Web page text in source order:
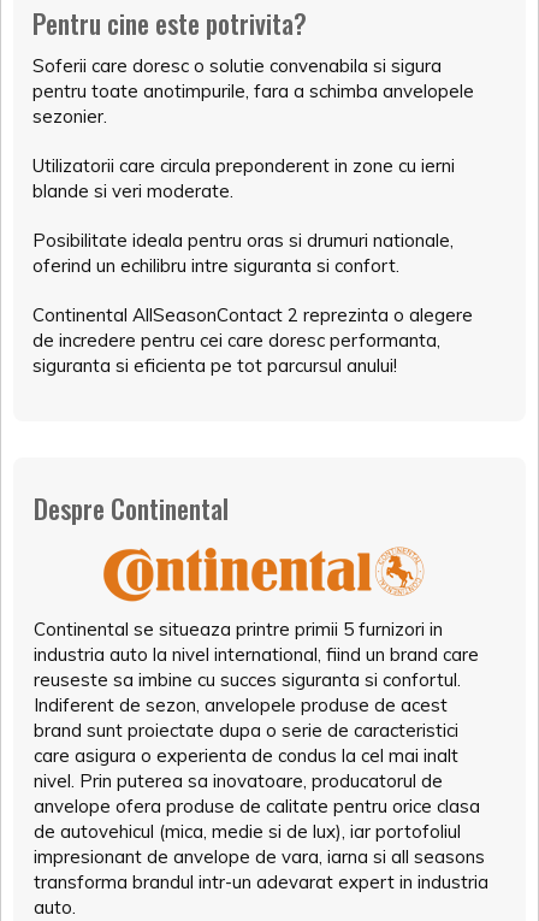
Pentru cine este potrivita?
Soferii care doresc o solutie convenabila si sigura
pentru toate anotimpurile, fara a schimba anvelopele
sezonier.
Utilizatorii care circula preponderent in zone cu ierni
blande si veri moderate.
Posibilitate ideala pentru oras si drumuri nationale,
oferind un echilibru intre siguranta si confort.
Continental AllSeasonContact 2 reprezinta o alegere
de incredere pentru cei care doresc performanta,
siguranta si eficienta pe tot parcursul anului!
Despre Continental
Continental se situeaza printre primii 5 furnizori in
industria auto la nivel international, fiind un brand care
reuseste sa imbine cu succes siguranta si confortul.
Indiferent de sezon, anvelopele produse de acest
brand sunt proiectate dupa o serie de caracteristici
care asigura o experienta de condus la cel mai inalt
nivel. Prin puterea sa inovatoare, producatorul de
anvelope ofera produse de calitate pentru orice clasa
de autovehicul (mica, medie si de lux), iar portofoliul
impresionant de anvelope de vara, iarna si all seasons
transforma brandul intr-un adevarat expert in industria
auto.